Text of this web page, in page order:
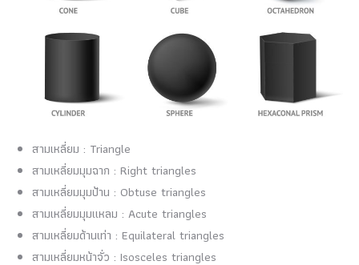
สามเหลี่ยม : Triangle
สามเหลี่ยมมุมฉาก : Right triangles
สามเหลี่ยมมุมป้าน : Obtuse triangles
สามเหลี่ยมมุมแหลม : Acute triangles
สามเหลี่ยมด้านเท่า : Equilateral triangles
สามเหลี่ยมหน้าจั่ว : Isosceles triangles